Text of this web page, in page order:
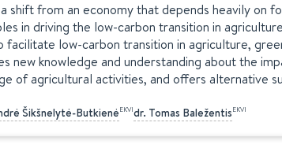
shift from an economy that depends heavily on
in driving the low-carbon transition in
low-carbon transition in agriculture,
new knowledge and understanding about the
of agricultural activities, and offers alternative
Šikšnelytė-ButkienėEKVIdr. Tomas BaležentisEKVI